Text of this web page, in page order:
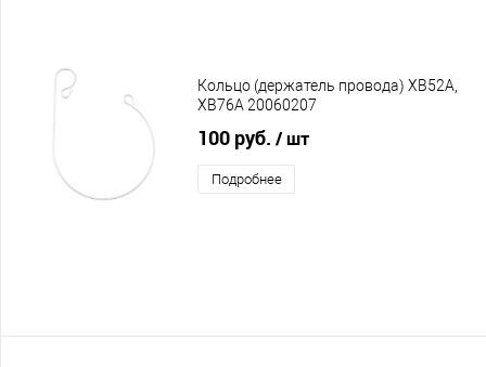
Кольцо (держатель провода) XB52A,
XB76A 20060207
100 руб. / шт
Подробнее